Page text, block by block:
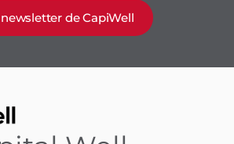
de CapiWell